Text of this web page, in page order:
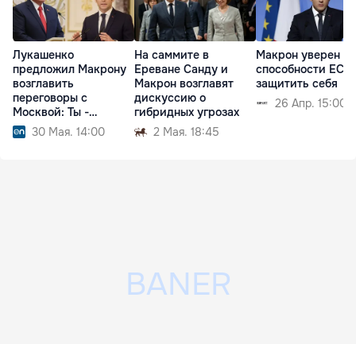
Лукашенко
предложил Макрону
возглавить
переговоры с
Москвой: Ты -
аксакал
30 Мая. 14:00
На саммите в
Ереване Санду и
Макрон возглавят
дискуссию о
гибридных угрозах
2 Мая. 18:45
Макрон уверен в
способности ЕС
защитить себя
26 Апр. 15:00